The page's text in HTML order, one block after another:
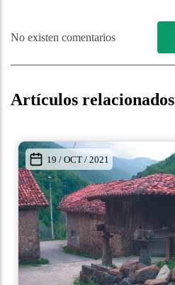
No existen comentarios
Artículos relacionados
Living Cantabria